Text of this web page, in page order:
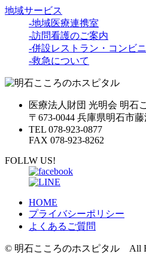
地域サービス
-地域医療連携室
-訪問看護のご案内
-併設レストラン・コンビ
-救急について
医療法人財団 光明会 明石
〒673-0044 兵庫県明石市
TEL 078-923-0877
FAX 078-923-8262
FOLLW US!
HOME
プライバシーポリシー
よくあるご質問
© 明石こころのホスピタル All